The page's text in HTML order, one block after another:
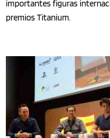
importantes figuras
premios Titanium.